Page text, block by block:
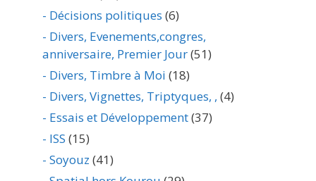
- Décisions politiques (6)
- Divers, Evenements,congres,
anniversaire, Premier Jour(51)
- Divers, Timbre à Moi (18)
- Divers, Vignettes, Triptyques, , (4)
- Essais et Développement(37)
- ISS (15)
- Soyouz (41)